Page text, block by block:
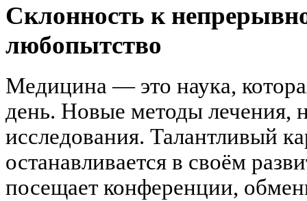
Склонность к
любопытство
Медицина — это наука,
день. Новые методы лечения,
исследования. Талантливый
останавливается в своём
посещает конференции,